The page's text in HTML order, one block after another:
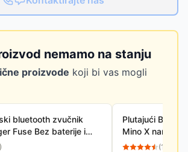
nemamo na stanju
proizvode koji bi vas mogli
bluetooth zvučnik
Fuse Bez baterije i
)
Plutajući
Mino X
(15